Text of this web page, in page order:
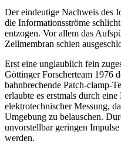
Der eindeutige Nachweis des
die Informationsströme
entzogen. Vor allem das
Zellmembran schien
Erst eine unglaublich fein
Göttinger Forscherteam 1976
bahnbrechende Patch-clamp-
erlaubte es erstmals durch
elektrotechnischer Messung,
Umgebung zu belauschen.
unvorstellbar geringen
werden.